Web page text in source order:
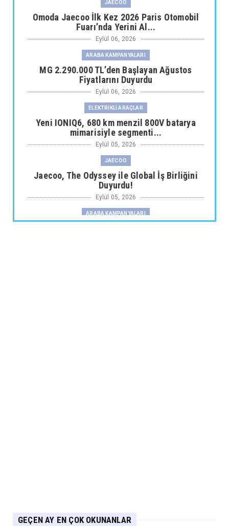
JAECOO
Omoda Jaecoo İlk Kez 2026 Paris Otomobil
Fuarı’nda Yerini Al...
Eylül 06, 2026
ARABA KAMPANYALARI
MG 2.290.000 TL’den Başlayan Ağustos
Fiyatlarını Duyurdu
Eylül 06, 2026
ELEKTRİKLİ ARAÇLAR
Yeni IONIQ6, 680 km menzil 800V batarya
mimarisiyle segmenti...
Eylül 05, 2026
JAECOO
Jaecoo, The Odyssey ile Global İş Birliğini
Duyurdu!
Eylül 05, 2026
ARABA KAMPANYALARI
GEÇEN AY EN ÇOK OKUNANLAR